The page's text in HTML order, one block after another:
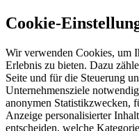
Cookie-
Wir verwenden Cookies, um
Erlebnis zu bieten. Dazu
Seite und für die Steuerung
Unternehmensziele
anonymen Statistikzwecken,
Anzeige personalisierter
entscheiden, welche